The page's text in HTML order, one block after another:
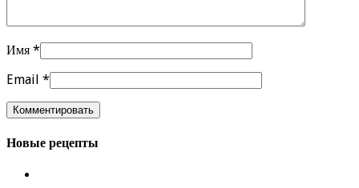
Имя *
Email *
Новые рецепты